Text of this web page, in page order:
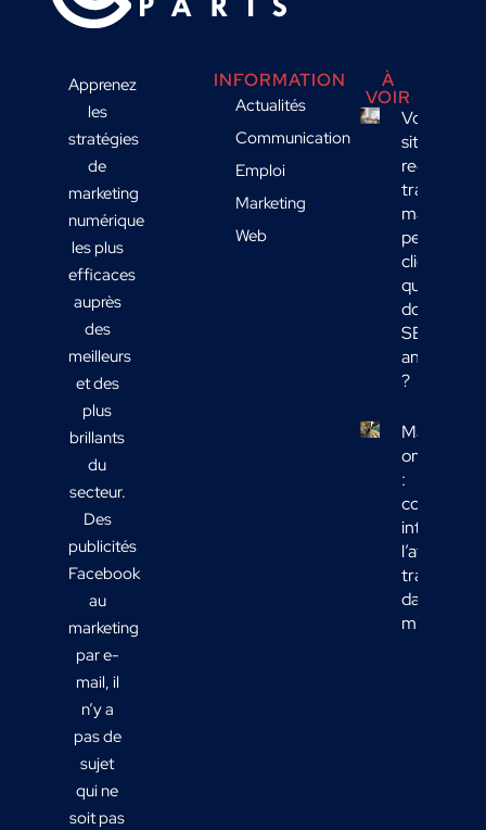
Apprenez
les
stratégies
de
marketing
numérique
les plus
efficaces
auprès
des
meilleurs
et des
plus
brillants
du
secteur.
Des
publicités
Facebook
au
marketing
par e-
mail, il
n’y a
pas de
sujet
qui ne
soit pas
INFORMATION
Actualités
Communication
Emploi
Marketing
Web
À
VOIR
Votre
site
reçoit du
trafic
mais
peu de
clients :
quelles
données
SEO
analyser
?
Marketing
omnicanal
:
comment
intégrer
l’affichage
transport
dans votre
mix média